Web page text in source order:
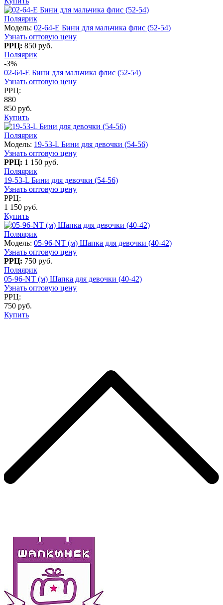
Поляярик
Модель: 02-64-E Бини для мальчика флис (52-54)
Узнать оптовую цену
РРЦ: 850 руб.
Поляярик
-3%
02-64-E Бини для мальчика флис (52-54)
Узнать оптовую цену
РРЦ:
880
850 руб.
Купить
Поляярик
Модель: 19-53-L Бини для девочки (54-56)
Узнать оптовую цену
РРЦ: 1 150 руб.
Поляярик
19-53-L Бини для девочки (54-56)
Узнать оптовую цену
РРЦ:
1 150 руб.
Купить
Поляярик
Модель: 05-96-NT (м) Шапка для девочки (40-42)
Узнать оптовую цену
РРЦ: 750 руб.
Поляярик
05-96-NT (м) Шапка для девочки (40-42)
Узнать оптовую цену
РРЦ:
750 руб.
Купить